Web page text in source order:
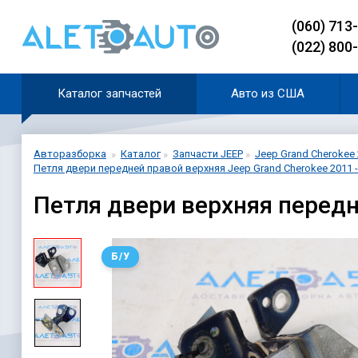
(060)
(022)
Каталог запчастей Авто из США
Авторазборка Каталог Запчасти JEEP
Jeep Grand Cherokee
Петля двери передней правой верхняя Jeep Grand Cherokee 2011
Петля двери верхняя
Б/У